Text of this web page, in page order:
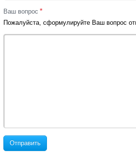
Ваш вопрос *
Пожалуйста, сформулируйте Ваш вопрос
Отправить